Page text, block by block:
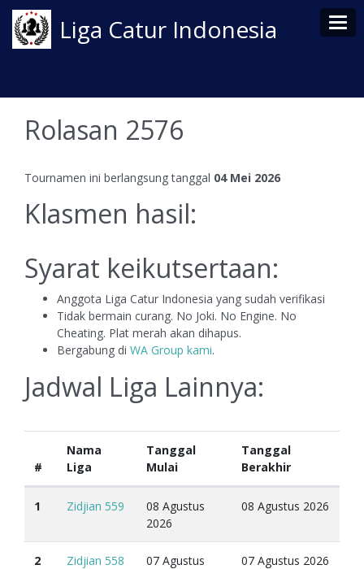
Liga Catur Indonesia
Rolasan 2576
Tournamen ini berlangsung tanggal 04 Mei 2026
Klasmen hasil:
Syarat keikutsertaan:
Anggota Liga Catur Indonesia yang sudah verifikasi
Tidak bermain curang. No Joki. No Engine. No
Cheating. Plat merah akan dihapus.
Bergabung di WA Group kami.
Jadwal Liga Lainnya:
#
Nama
Liga
Tanggal
Mulai
Tanggal
Berakhir
1 Zidjian 559
08 Agustus
2026
08 Agustus 2026
2 Zidjian 558
07 Agustus
07 Agustus 2026